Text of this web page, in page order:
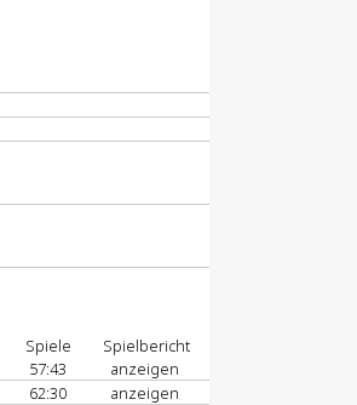
Spiele
Spielbericht
57:43
anzeigen
62:30
anzeigen